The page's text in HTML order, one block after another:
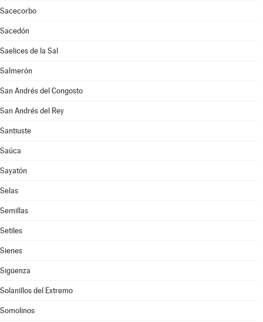
Sacecorbo
Sacedón
Saelices de la Sal
Salmerón
San Andrés del Congosto
San Andrés del Rey
Santiuste
Saúca
Sayatón
Selas
Semillas
Setiles
Sienes
Sigüenza
Solanillos del Extremo
Somolinos